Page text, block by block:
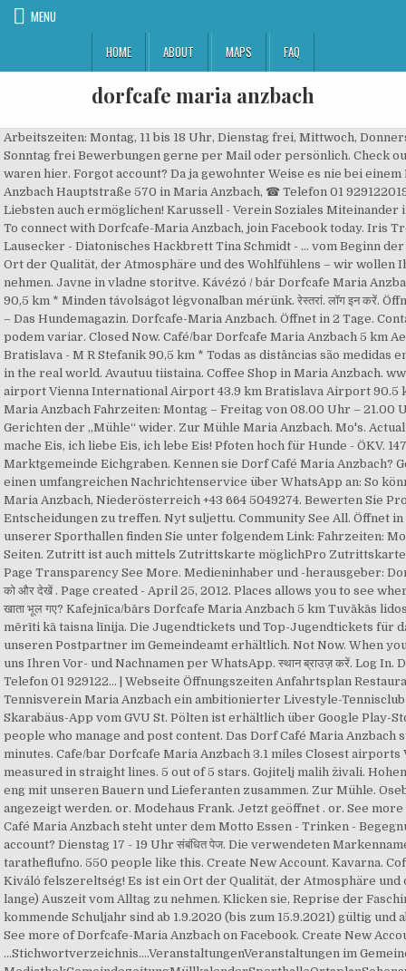
MENU
HOME
ABOUT MAPS FAQ
dorfcafe maria anzbach
Arbeitszeiten: Montag, 11 bis 18 Uhr, Dienstag frei, Mittwoch, Donnerstag & Freitag, 14.30 bis 18.30 Uhr, Samstag und Sonntag 9 bis 17 Uhr ️ jeden zweiten Sonntag frei Bewerbungen gerne per Mail oder persönlich. Check out our new and improved places directory. Kreikkalainen ravintola. Coffee Shop. 268 waren hier. Forgot account? Da ja gewohnter Weise es nie bei einem Plan bleibt und ich noch nie was geplant habe w ... eder mein Leben in … Dorf Café Maria Anzbach Hauptstraße 570 in Maria Anzbach, ☎ Telefon 01 929122019 mit ⌚ Öffnungszeiten und Anfahrtsplan Dieses Erlebnis möchte ich Ihnen und Ihrer/m Liebsten auch ermöglichen! Karussell - Verein Soziales Miteinander im Wienerwald. Dann teilen Sie hier Ihre Meinung. Spletno mesto za družbo in kulturo . To connect with Dorfcafe-Maria Anzbach, join Facebook today. Iris Trefalt & Saverio Ruol Ruzzini - Geige Georg Schmidt - Steirische Harmonika Inga Lausecker - Diatonisches Hackbrett Tina Schmidt - … vom Beginn der Schwangerschaft bis zum Ende der Stillzeit Not Now. Anrufen: 6645049274 . Es ist ein Ort der Qualität, der Atmosphäre und des Wohlfühlens – wir wollen Ihnen die Möglichkeit bieten, eine kurze (oder auch lange) Auszeit vom Alltag zu nehmen. Javne in vladne storitve. Kávézó / bár Dorfcafe Maria Anzbach 5 km Legközelebbi reptér Bécs nemzetközi repülőtér 43,9 km Pozsony repülőtér 90,5 km * Minden távolságot légvonalban mérünk. रेस्तरां. लॉग इन करें. Öffnungszeiten: In Maria-Anzbach befindet sich der Firmensitz der Hundezeitschrift Wuff – Das Hundemagazin. Dorfcafe-Maria Anzbach. Öffnet in 2 Tage. Contact Hebamme Katharina Mikula on Messenger. People. Webseite. As distâncias reais podem variar. Closed Now. Café/bar Dorfcafe Maria Anzbach 5 km Aeroportos mais próximos Aeroporto Internacional de Viena 43,9 km Aeroporto de Bratislava - M R Stefanik 90,5 km * Todas as distâncias são medidas em linhas retas. Places allows you to see where your friends are and share your location in the real world. Avautuu tiistaina. Coffee Shop in Maria Anzbach. www.praxis-manipura.at. Cafe/bar Dorfcafe Maria Anzbach 5 km Pinakamalalapit na airport Vienna International Airport 43.9 km Bratislava Airport 90.5 km * Sa tuwid na linya sinusukat ang lahat ng distansya. लॉग इन करें. Emma - Elektromobil Maria Anzbach Fahrzeiten: Montag – Freitag von 08.00 Uhr – 21.00 Uhr. or. Die saisonale Frische spiegelt sich sowohl in den Getränken als auch in den Gerichten der „Mühle“ wider. Zur Mühle Maria Anzbach. Mo's. Actual travel distances may vary. Opens at 8:00 AM. Eis ist gefrorene Leidenschaft – Ich mache Eis, ich liebe Eis, ich lebe Eis! Pfoten hoch für Hunde - ÖKV. 147 likes. 5. Ansprechperson: Tiefenbacher Andrea. कॉफ़ी शॉप. Browse Places. Marktgemeinde Eichgraben. Kennen sie Dorf Café Maria Anzbach? Get Directions. Um in unserer Gemeinde aktuell zu bleiben, bieten wir als Gemeinde einen umfangreichen Nachrichtenservice über WhatsApp an: So können Sie sich anmelden: 1. Öffnet in 2 Tage. Zum goldenen Löwen. Schmiedgasse 28, 3034, Maria Anzbach, Niederösterreich +43 664 5049274. Bewerten Sie Produkte und Dienstleistungen und helfen Sie anderen dabei, die richtigen Entscheidungen zu treffen. Nyt suljettu. Community See All. Öffnet in 2 Tage. Dorfcafe-Maria Anzbach is on Facebook. Veranstaltungen und Angebote in unserer Sporthallen finden Sie unter folgendem Link: Fahrzeiten: Montag – Freitag von 08.00 Uhr – 21.00 Uhr, Weitere Infos:Verein EMMA in den Gelben Seiten. Zutritt ist auch mittels Zutrittskarte möglichPro Zutrittskarte fallen einmalig 10 € Bearbeitungsgbühren an. Hauptstrasse 570, 3034 Maria Anzbach … Page Transparency See More. Medieninhaber und -herausgeber: Dorf Café Maria Anzbach Sabina Wannenmacher E.U. Facebook पर Dorfcafe-Maria Anzbach को और देखें . Page created - April 25, 2012. Places allows you to see where your friends are and share your location in the real world. Contact Dorfcafe-Maria … खाता भूल गए? Kafejnīca/bārs Dorfcafe Maria Anzbach 5 km Tuvākās lidostas Vīnes Starptautiskā lidosta 43,9 km Bratislavas lidosta 90,5 km * Visi attālumi tiek mērīti kā taisna līnija. Die Jugendtickets und Top-Jugendtickets für das kommende Schuljahr sind ab 1.9.2020 (bis zum 15.9.2021) gültig und ab August über unseren Postpartner im Gemeindeamt erhältlich. Not Now. When you use Places, you 3 waren hier. Mo's. Create New Account. 5 out of 5 stars. Senden Sie uns Ihren Vor- und Nachnamen